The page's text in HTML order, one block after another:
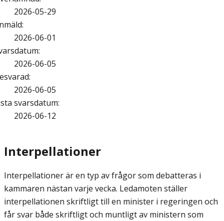
2026-05-29
:
2026-06-01
:
2026-06-05
:
2026-06-05
svarsdatum:
2026-06-12
Interpellationer
Interpellationer är en typ av frågor som debatteras i
kammaren nästan varje vecka. Ledamoten ställer
interpellationen skriftligt till en minister i regeringen och
får svar både skriftligt och muntligt av ministern som